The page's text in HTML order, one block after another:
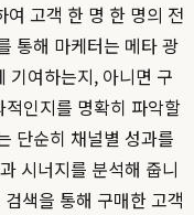
여 고객 한 명 한 명의 전
통해 마케터는 메타 광
기여하는지, 아니면 구
인지를 명확히 파악할
단순히 채널별 성과를
시너지를 분석해 줍니
색을 통해 구매한 고객